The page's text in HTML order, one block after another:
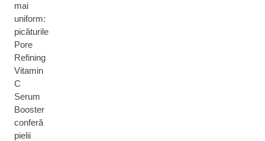
mai
uniform:
picăturile
Pore
Refining
Vitamin
C
Serum
Booster
conferă
pielii